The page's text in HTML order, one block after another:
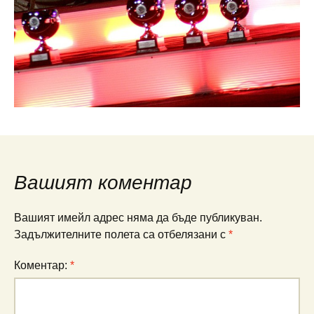
Вашият коментар
Вашият имейл адрес няма да бъде публикуван.
Задължителните полета са отбелязани с *
Коментар: *